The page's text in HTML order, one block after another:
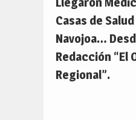
Casas de
Navojoa…
Redacción “El
Regional”.